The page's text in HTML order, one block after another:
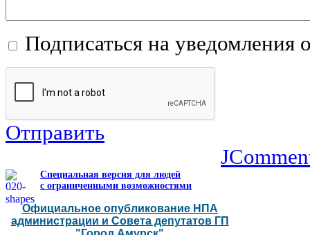
Подписаться на уведомления
Отправить
Специальная версия для людей
с ограниченными возможностями
Официальное опубликование НПА
администрации и Совета депутатов ГП